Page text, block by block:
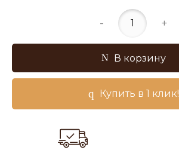
- +
В корзину
Купить в 1 клик!